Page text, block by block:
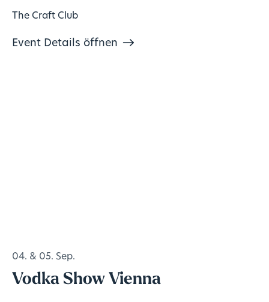
The Craft Club
Event Details öffnen
04. & 05. Sep.
Vodka Show Vienna